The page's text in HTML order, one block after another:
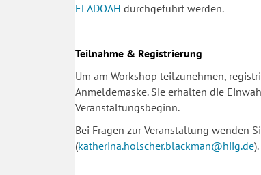
ELADOAH durchgeführt werden.
Teilnahme & Registrierung
Um am Workshop teilzunehmen,
Anmeldemaske. Sie erhalten die
Veranstaltungsbeginn.
Bei Fragen zur Veranstaltung wenden
(katherina.holscher.blackman@hiig.de).